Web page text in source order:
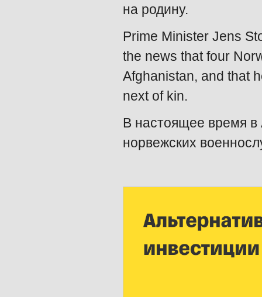
на родину.
Prime Minister Jens
the news that four
Afghanistan, and that
next of kin.
В настоящее время в
норвежских